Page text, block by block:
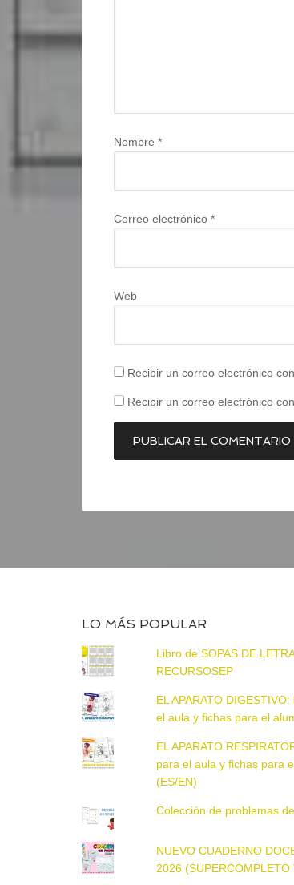
Nombre *
Correo electrónico *
Web
Recibir un correo electrónico
Recibir un correo electrónico
LO MÁS POPULAR
Libro de SOPAS DE
RECURSOSEP
EL APARATO
el aula y fichas para el
EL APARATO
para el aula y fichas para
(ES/EN)
Colección de problemas
NUEVO CUADERNO
2026 (SUPERCOMPLETO